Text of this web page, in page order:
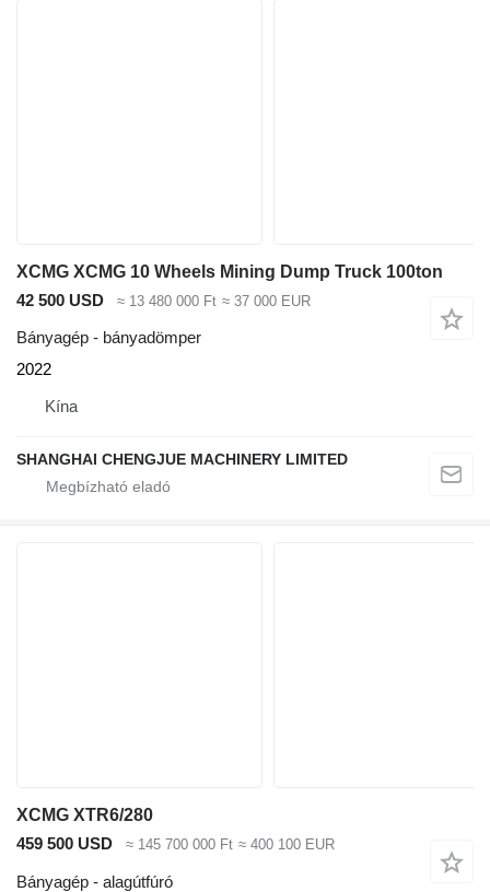
XCMG XCMG 10 Wheels Mining Dump Truck 100ton
42 500 USD
≈ 13 480 000 Ft ≈ 37 000 EUR
Bányagép - bányadömper
2022
Kína
SHANGHAI CHENGJUE MACHINERY LIMITED
XCMG XTR6/280
459 500 USD
≈ 145 700 000 Ft ≈ 400 100 EUR
Bányagép - alagútfúró